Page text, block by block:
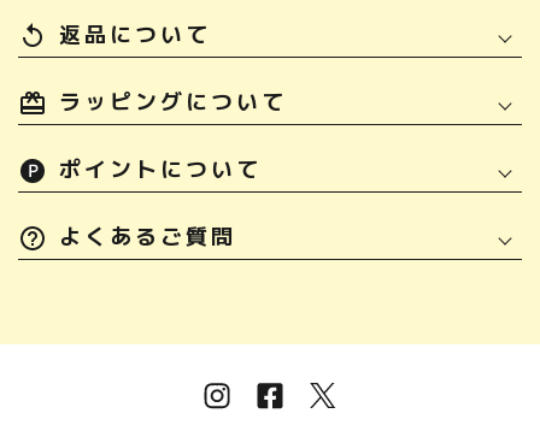
replay 返品について
ラッピングについて
ポイントについて
よくあるご質問